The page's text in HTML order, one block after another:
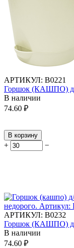
АРТИКУЛ: В0221
Горшок (КАШПО) д/
В наличии
74.60 ₽
В корзину
+ −
АРТИКУЛ: В0232
Горшок (КАШПО) д/
В наличии
74.60 ₽